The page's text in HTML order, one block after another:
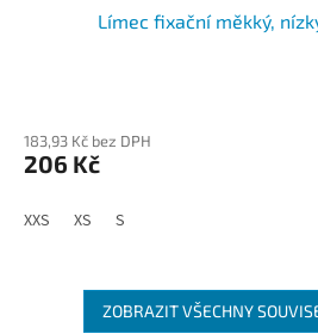
Límec fixační měkký,
183,93 Kč bez DPH
206 Kč
XXS XS S
ZOBRAZIT VŠECHNY